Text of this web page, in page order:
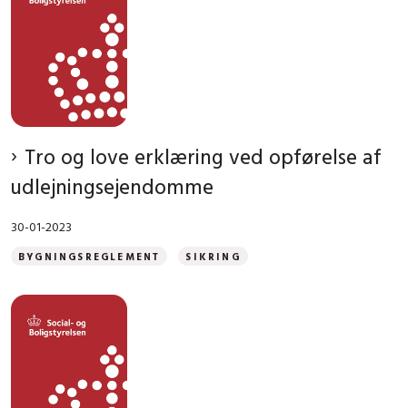
Tro og love erklæring ved opførelse af
udlejningsejendomme
30-01-2023
BYGNINGSREGLEMENT SIKRING